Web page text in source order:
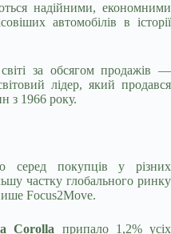
надійними, економними
автомобілів в історії
світі за обсягом продажів —
лідер, який продався
з 1966 року.
серед покупців у різних
частку глобального ринку
Focus2Move.
Corolla припало 1,2% усіх